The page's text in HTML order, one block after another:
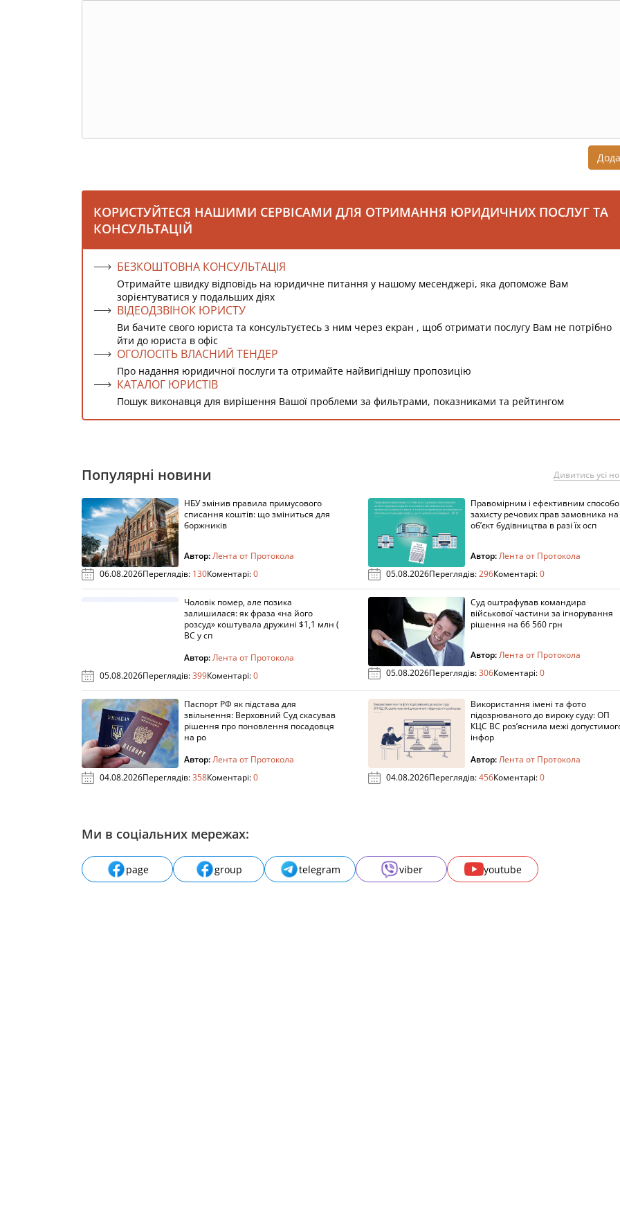
КОРИСТУЙТЕСЯ НАШИМИ СЕРВІСАМИ ДЛЯ ОТРИМАННЯ ЮРИДИЧНИХ ПОСЛУГ ТА
КОНСУЛЬТАЦІЙ
БЕЗКОШТОВНА КОНСУЛЬТАЦІЯ
Отримайте швидку відповідь на юридичне питання у нашому месенджері, яка допоможе Вам
зорієнтуватися у подальших діях
ВІДЕОДЗВІНОК ЮРИСТУ
Ви бачите свого юриста та консультуєтесь з ним через екран , щоб отримати послугу Вам не потрібно
йти до юриста в офіс
ОГОЛОСІТЬ ВЛАСНИЙ ТЕНДЕР
Про надання юридичної послуги та отримайте найвигіднішу пропозицію
КАТАЛОГ ЮРИСТІВ
Пошук виконавця для вирішення Вашої проблеми за фильтрами, показниками та рейтингом
Популярні новини Дивитись усі
НБУ змінив правила примусового
списання коштів: що зміниться для
боржників
Автор:Лента от Протокола
06.08.2026Переглядів: 130Коментарі:0
Правомірним і ефективним
захисту речових прав замовника на
об’єкт будівництва в разі їх осп
Автор:Лента от Протокола
05.08.2026Переглядів:296Коментарі:0
Чоловік помер, але позика
залишилася: як фраза «на його
розсуд» коштувала дружині $1,1 млн (
ВС у сп
Автор:Лента от Протокола
05.08.2026Переглядів:399Коментарі:0
Суд оштрафував командира
військової частини за ігнорування
рішення на 66 560 грн
Автор:Лента от Протокола
05.08.2026Переглядів:306Коментарі:0
Паспорт РФ як підстава для
звільнення: Верховний Суд скасував
рішення про поновлення посадовця
на ро
Автор:Лента от Протокола
04.08.2026Переглядів:358Коментарі:0
Використання імені та фото
підозрюваного до вироку суду: ОП
КЦС ВС роз’яснила межі
інфор
Автор:Лента от Протокола
04.08.2026Переглядів:456Коментарі:0
Ми в соціальних мережах:
page group telegram viber youtube